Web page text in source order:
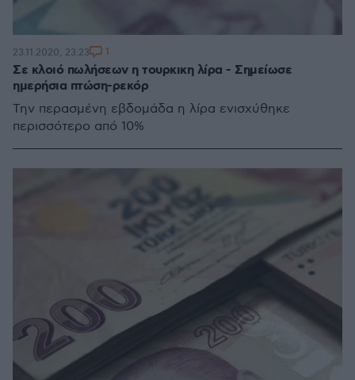
Σε κλοιό πωλήσεων η τουρκικη λίρα - Σημείωσε
ημερήσια πτώση-ρεκόρ
Την περασμένη εβδομάδα η λίρα ενισχύθηκε
περισσότερο από 10%
23.11.2020, 23:23 1